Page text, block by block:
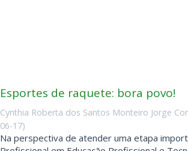
Esportes de raquete: bora povo!
Cynthia Roberta dos Santos Monteiro Jorge
06-17)
Na perspectiva de atender uma etapa